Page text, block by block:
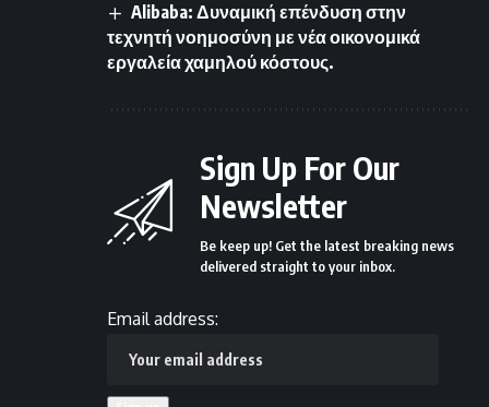
Alibaba: Δυναμική επένδυση στην
τεχνητή νοημοσύνη με νέα οικονομικά
εργαλεία χαμηλού κόστους.
Sign Up For Our
Newsletter
Be keep up! Get the latest breaking news
delivered straight to your inbox.
Email address: